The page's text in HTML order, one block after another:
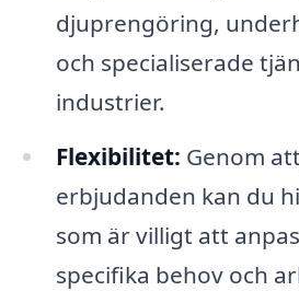
djuprengöring,
och specialiserade
industrier.
Flexibilitet: Genom
erbjudanden kan du
som är villigt att
specifika behov och